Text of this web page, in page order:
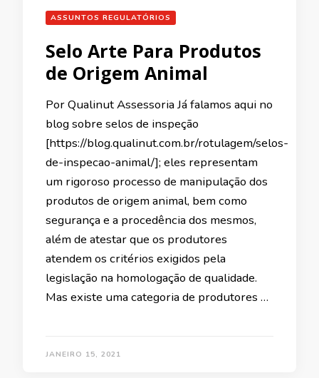
ASSUNTOS REGULATÓRIOS
Selo Arte Para Produtos
de Origem Animal
Por Qualinut Assessoria Já falamos aqui no
blog sobre selos de inspeção
[https://blog.qualinut.com.br/rotulagem/selos-
de-inspecao-animal/]; eles representam
um rigoroso processo de manipulação dos
produtos de origem animal, bem como
segurança e a procedência dos mesmos,
além de atestar que os produtores
atendem os critérios exigidos pela
legislação na homologação de qualidade.
Mas existe uma categoria de produtores …
JANEIRO 15, 2021